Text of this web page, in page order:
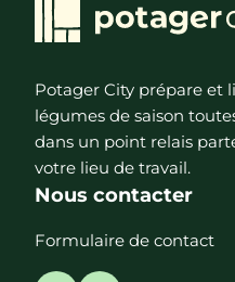
Potager City prépare et
légumes de saison
dans un point relais
votre lieu de travail.
Nous contacter
Formulaire de contact